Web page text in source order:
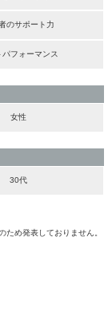
のサポート力
パフォーマンス
女性
30代
め発表しておりません。